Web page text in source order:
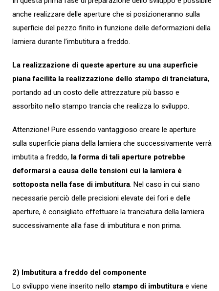
anche realizzare delle aperture che si posizioneranno sulla
superficie del pezzo finito in funzione delle deformazioni della
lamiera durante l’imbutitura a freddo.
La realizzazione di queste aperture su una superficie
piana facilita la realizzazione dello stampo di tranciatura,
portando ad un costo delle attrezzature più basso e
assorbito nello stampo trancia che realizza lo sviluppo.
Attenzione! Pure essendo vantaggioso creare le aperture
sulla superficie piana della lamiera che successivamente verrà
imbutita a freddo, la forma di tali aperture potrebbe
deformarsi a causa delle tensioni cui la lamiera è
sottoposta nella fase di imbutitura . Nel caso in cui siano
necessarie perciò delle precisioni elevate dei fori e delle
aperture, è consigliato effettuare la tranciatura della lamiera
successivamente alla fase di imbutitura e non prima.
2) Imbutitura a freddo del componente
Lo sviluppo viene inserito nello stampo di imbutitura e viene